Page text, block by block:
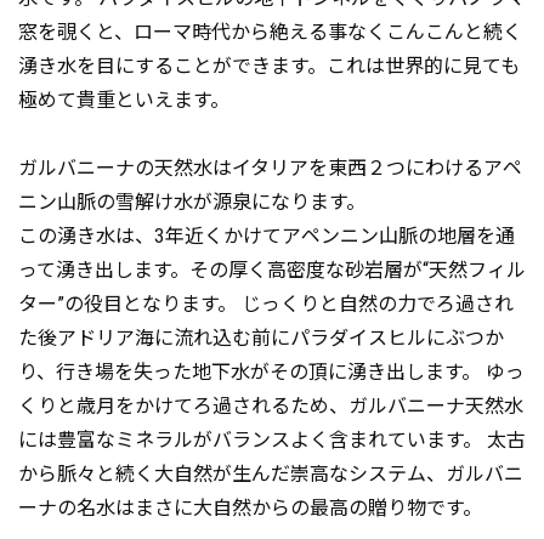
窓を覗くと、ローマ時代から絶える事なくこんこんと続く
湧き水を目にすることができます。これは世界的に見ても
極めて貴重といえます。
ガルバニーナの天然水はイタリアを東西２つにわけるアペ
ニン山脈の雪解け水が源泉になります。
この湧き水は、3年近くかけてアペンニン山脈の地層を通
って湧き出します。その厚く高密度な砂岩層が“天然フィル
ター”の役目となります。 じっくりと自然の力でろ過され
た後アドリア海に流れ込む前にパラダイスヒルにぶつか
り、行き場を失った地下水がその頂に湧き出します。 ゆっ
くりと歳月をかけてろ過されるため、ガルバニーナ天然水
には豊富なミネラルがバランスよく含まれています。 太古
から脈々と続く大自然が生んだ崇高なシステム、ガルバニ
ーナの名水はまさに大自然からの最高の贈り物です。